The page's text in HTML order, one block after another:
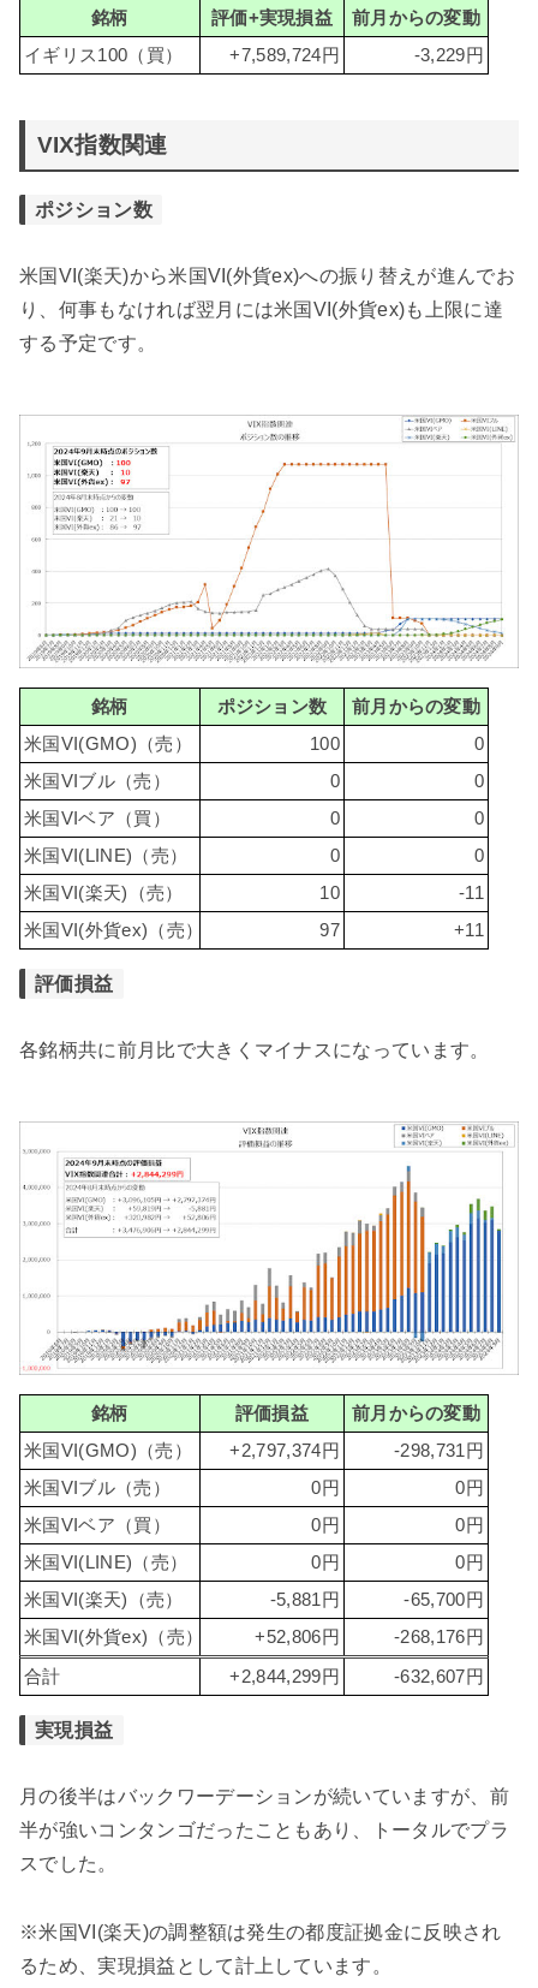
銘柄 評価+実現損益
前月からの変動
イギリス100（買）
+7,589,724円 -3,229円
VIX指数関連
ポジション数
米国VI(楽天)から米国VI(外貨ex)への振り替えが進んでお
り、何事もなければ翌月には米国VI(外貨ex)も上限に達
する予定です。
銘柄 ポジション数
前月からの変動
米国VI(GMO)（売）
100
0
米国VIブル（売）
0
0
米国VIベア（買）
0
0
米国VI(LINE)（売）
0
0
米国VI(楽天)（売）
10
-11
米国VI(外貨ex)（売）
97 +11
評価損益
各銘柄共に前月比で大きくマイナスになっています。
銘柄 評価損益
前月からの変動
米国VI(GMO)（売）
+2,797,374円
-298,731円
米国VIブル（売）
0円
0円
米国VIベア（買）
0円
0円
米国VI(LINE)（売）
0円
0円
米国VI(楽天)（売）
-5,881円
-65,700円
米国VI(外貨ex)（売）
+52,806円 -268,176円
合計 +2,844,299円 -632,607円
実現損益
月の後半はバックワーデーションが続いていますが、前
半が強いコンタンゴだったこともあり、トータルでプラ
スでした。
※米国VI(楽天)の調整額は発生の都度証拠金に反映され
るため、実現損益として計上しています。